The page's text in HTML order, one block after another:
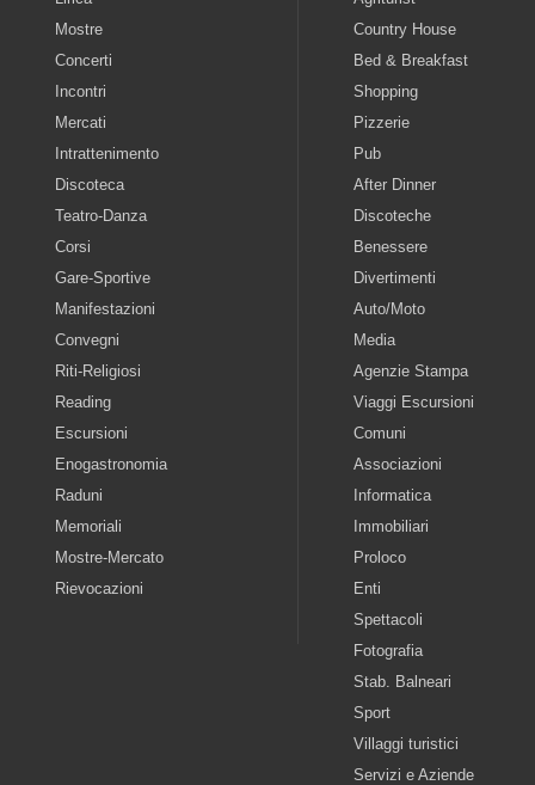
Mostre
Concerti
Incontri
Mercati
Intrattenimento
Discoteca
Teatro-Danza
Corsi
Gare-Sportive
Manifestazioni
Convegni
Riti-Religiosi
Reading
Escursioni
Enogastronomia
Raduni
Memoriali
Mostre-Mercato
Rievocazioni
Country House
Bed & Breakfast
Shopping
Pizzerie
Pub
After Dinner
Discoteche
Benessere
Divertimenti
Auto/Moto
Media
Agenzie Stampa
Viaggi Escursioni
Comuni
Associazioni
Informatica
Immobiliari
Proloco
Enti
Spettacoli
Fotografia
Stab. Balneari
Sport
Villaggi turistici
Servizi e Aziende